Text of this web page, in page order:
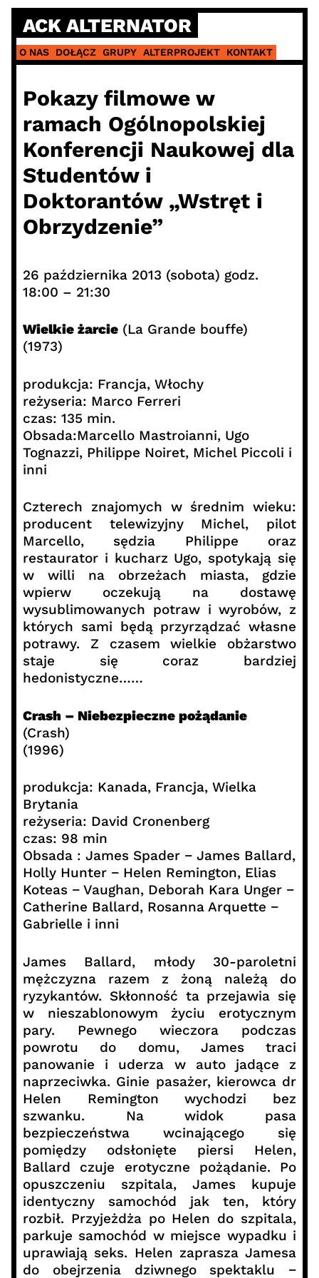
Skip
content
ACK ALTERNATOR
O NAS DOŁĄCZ GRUPY ALTERPROJEKT KONTAKT
Pokazy filmowe w
ramach Ogólnopolskiej
Konferencji Naukowej dla
Studentów i
Doktorantów „Wstręt i
Obrzydzenie”
26 października 2013 (sobota) godz.
18:00 – 21:30
Wielkie żarcie(La Grande bouffe)
(1973)
produkcja: Francja, Włochy
reżyseria: Marco Ferreri
czas: 135 min.
Obsada:Marcello Mastroianni, Ugo
Tognazzi, Philippe Noiret, Michel Piccoli i
inni
Czterech znajomych w średnim wieku:
producent telewizyjny Michel, pilot
Marcello, sędzia Philippe oraz
restaurator i kucharz Ugo, spotykają się
w willi na obrzeżach miasta, gdzie
wpierw oczekują na dostawę
wysublimowanych potraw i wyrobów, z
których sami będą przyrządzać własne
potrawy. Z czasem wielkie obżarstwo
staje się coraz bardziej
hedonistyczne……
Crash – Niebezpieczne pożądanie
(Crash)
(1996)
produkcja: Kanada, Francja, Wielka
Brytania
reżyseria: David Cronenberg
czas: 98 min
Obsada : James Spader − James Ballard,
Holly Hunter − Helen Remington, Elias
Koteas − Vaughan, Deborah Kara Unger −
Catherine Ballard, Rosanna Arquette −
Gabrielle i inni
James Ballard, młody 30-paroletni
mężczyzna razem z żoną należą do
ryzykantów. Skłonność ta przejawia się
w nieszablonowym życiu erotycznym
pary. Pewnego wieczora podczas
powrotu do domu, James traci
panowanie i uderza w auto jadące z
naprzeciwka. Ginie pasażer, kierowca dr
Helen Remington wychodzi bez
szwanku. Na widok pasa
bezpieczeństwa wcinającego się
pomiędzy odsłonięte piersi Helen,
Ballard czuje erotyczne pożądanie. Po
opuszczeniu szpitala, James kupuje
identyczny samochód jak ten, który
rozbił. Przyjeżdża po Helen do szpitala,
parkuje samochód w miejsce wypadku i
uprawiają seks. Helen zaprasza Jamesa
do obejrzenia dziwnego spektaklu −